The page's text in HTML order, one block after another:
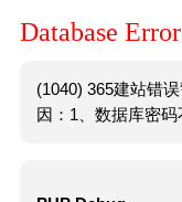
Database Error
(1040) 365建站错
因：1、数据库密码